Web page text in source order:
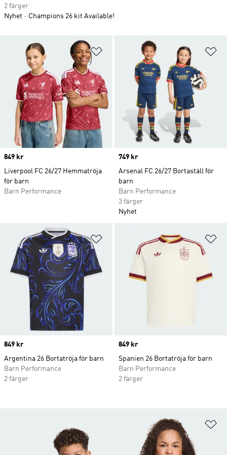
Lägg till på önskelistan
Price
849 kr
Liverpool FC 26/27 Hemmatröja
för barn
Barn Performance
Price
749 kr
Arsenal FC 26/27 Bortaställ för
barn
Barn Performance
3 färger
Nyhet
Lägg till på önskelistan
Price
849 kr
Argentina 26 Bortatröja för barn
Barn Performance
2 färger
Price
849 kr
Spanien 26 Bortatröja för barn
Barn Performance
2 färger
2 färger
Nyhet
Champions 26 kit Available!